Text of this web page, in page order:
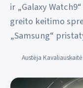
ir „Galaxy
greito keitimo
„Samsung“
Austėja Kavaliauskaitė